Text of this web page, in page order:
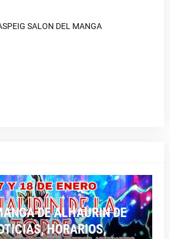
SALON DEL MANGA
DE ALHAURIN DE
HORARIOS,